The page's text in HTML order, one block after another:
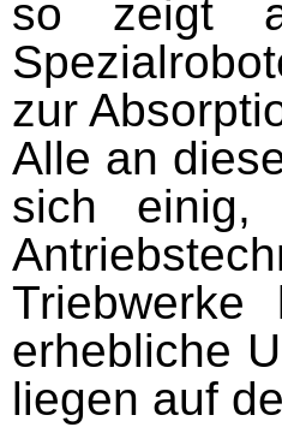
so zeigt
zur
Alle an
sich einig,
erhebliche
liegen auf